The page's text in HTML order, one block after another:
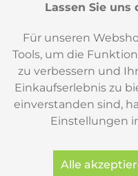
Lassen Sie uns
Für unseren
Tools, um die
zu verbessern und
Einkaufserlebnis zu
einverstanden sind,
Einstellungen
Alle